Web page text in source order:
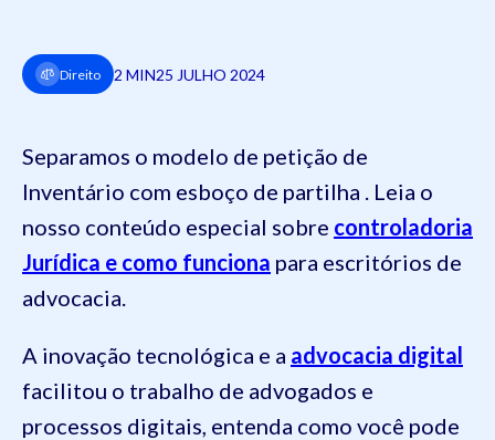
Direito 2 MIN25 JULHO 2024
Separamos o modelo de petição de
Inventário com esboço de partilha . Leia o
nosso conteúdo especial sobre controladoria
Jurídica e como funciona para escritórios de
advocacia.
A inovação tecnológica e a advocacia digital
facilitou o trabalho de advogados e
processos digitais, entenda como você pode